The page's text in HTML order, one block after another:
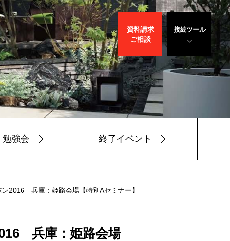
接続ツール
遠隔サポート
サリバン先生
WEBデモ
サポート
資料請求
ご相談
勉強会 終了イベント
2016 兵庫：姫路会場【特別Aセミナー】
兵庫：姫路会場